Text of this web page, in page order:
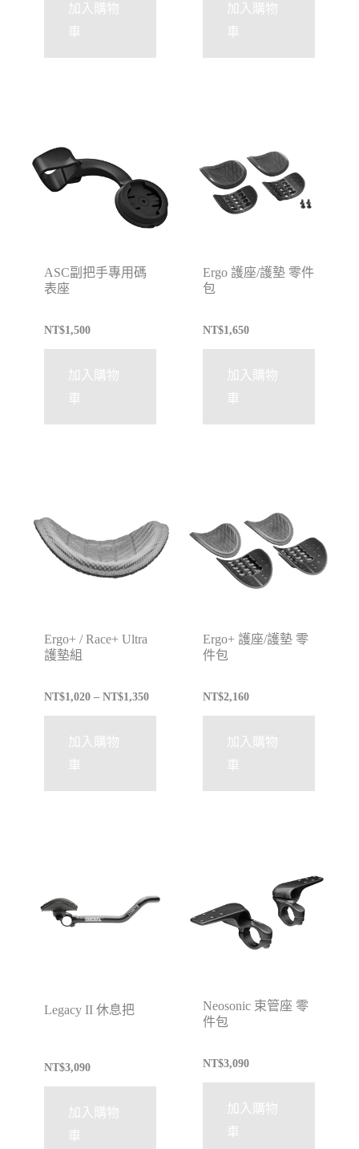
加入購物
車
加入購物
車
ASC副把手專用碼
表座
NT$1,500
加入購物
車
Ergo 護座/護墊 零件
包
NT$1,650
加入購物
車
Ergo+ / Race+ Ultra
護墊組
NT$1,020 –NT$1,350
加入購物
車
Ergo+ 護座/護墊 零
件包
NT$2,160
加入購物
車
Legacy II 休息把
NT$3,090
加入購物
車
Neosonic 束管座 零
件包
NT$3,090
加入購物
車